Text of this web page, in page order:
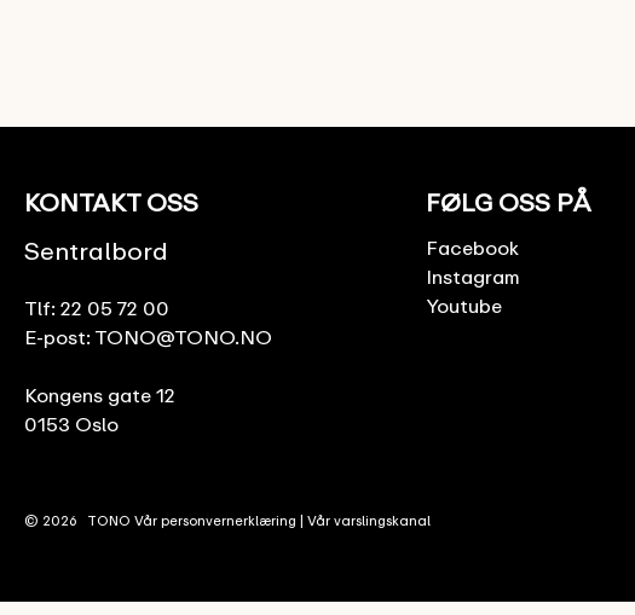
KONTAKT OSS
Sentralbord
Tlf: 22 05 72 00
E-post: TONO@TONO.NO
Kongens gate 12
0153 Oslo
FØLG OSS PÅ
Facebook
Instagram
Youtube
© 2026 TONO Vår personvernerklæring | Vår varslingskanal